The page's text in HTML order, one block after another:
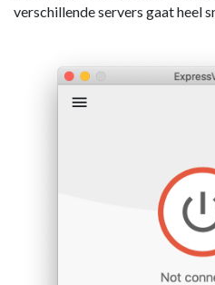
verschillende servers gaat heel